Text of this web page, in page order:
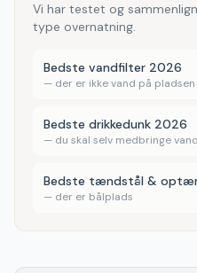
Vi har testet og
type overnatning.
Bedste vandfilter 2026
— der er ikke vand på pladsen
Bedste drikkedunk 2026
— du skal selv medbringe vand
Bedste tændstål &
— der er bålplads